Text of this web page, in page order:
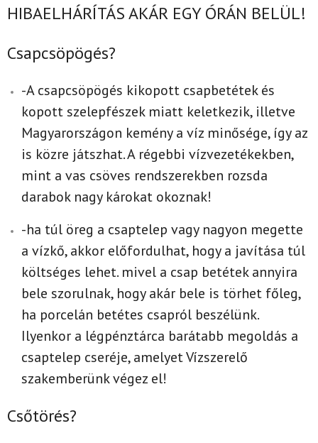
HIBAELHÁRÍTÁSAKÁR EGY ÓRÁN BELÜL!
Csapcsöpögés?
-A csapcsöpögés kikopott csapbetétek és
kopott szelepfészek miatt keletkezik, illetve
Magyarországon kemény a víz minősége, így az
is közre játszhat. A régebbi vízvezetékekben,
mint a vas csöves rendszerekben rozsda
darabok nagy károkat okoznak!
-ha túl öreg a csaptelep vagy nagyon megette
a vízkő, akkor előfordulhat, hogy a javítása túl
költséges lehet. mivel a csap betétek annyira
bele szorulnak, hogy akár bele is törhet főleg,
ha porcelán betétes csapról beszélünk.
Ilyenkor a légpénztárca barátabb megoldás a
csaptelep cseréje, amelyet Vízszerelő
szakemberünk végez el!
Csőtörés?